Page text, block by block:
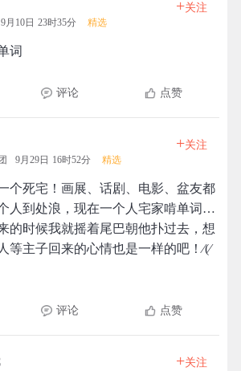
9月10日 23时35分 精选
+关注
词
评论 点赞
9月29日 16时52分 精选
+关注
个死宅！画展、话剧、电影、盆友都
人到处浪，现在一个人宅家啃单词…
的时候我就摇着尾巴朝他扑过去，想
等主子回来的心情也是一样的吧！⁄(⁄
评论 点赞
+关注